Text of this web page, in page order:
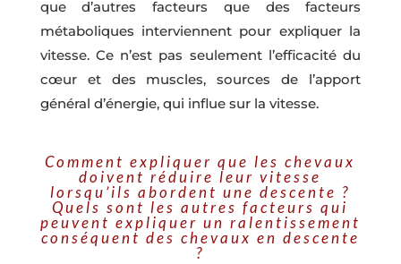
que d’autres facteurs que des facteurs
métaboliques interviennent pour expliquer la
vitesse. Ce n’est pas seulement l’efficacité du
cœur et des muscles, sources de l’apport
général d’énergie, qui influe sur la vitesse.
Comment expliquer que les chevaux
doivent réduire leur vitesse
lorsqu’ils abordent une descente ?
Quels sont les autres facteurs qui
peuvent expliquer un ralentissement
conséquent des chevaux en descente
?